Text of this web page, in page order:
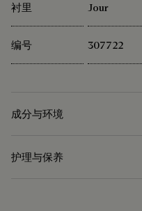
衬里 Jour
编号 307722
成分与环境
护理与保养